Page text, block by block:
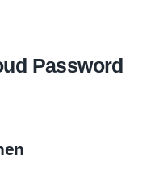
Password